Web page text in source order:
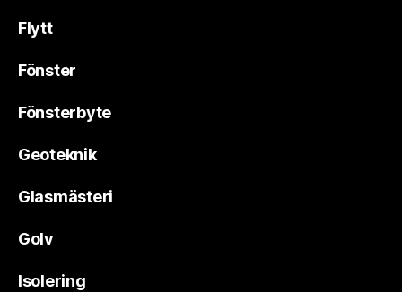
Flytt
Fönster
Fönsterbyte
Geoteknik
Glasmästeri
Golv
Isolering